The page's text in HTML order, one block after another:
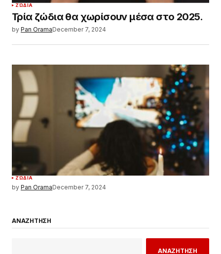
ΖΏΔΙΑ
Τρία ζώδια θα χωρίσουν μέσα στο 2025.
by Pan OramaDecember 7, 2024
ΖΏΔΙΑ
by Pan OramaDecember 7, 2024
ΑΝΑΖΗΤΗΣΗ
ΑΝΑΖΗΤΗΣΗ